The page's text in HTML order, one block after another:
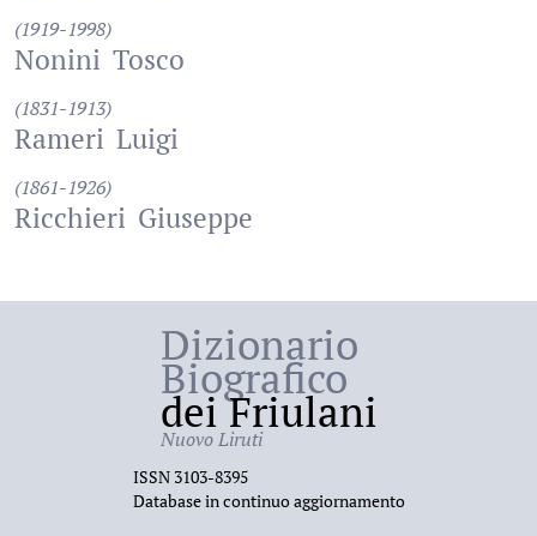
(1919-1998)
Nonini Tosco
(1831-1913)
Rameri Luigi
(1861-1926)
Ricchieri Giuseppe
Dizionario
Biografico
dei Friulani
Nuovo Liruti
ISSN 3103-8395
Database in continuo aggiornamento